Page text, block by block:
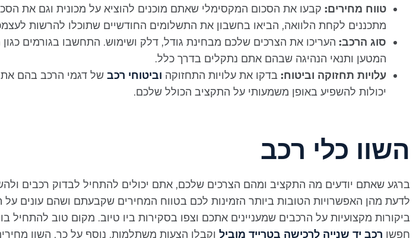
טווח מחירים: קבעו את הסכום המקסימלי שאתם מוכנים להוציא על מכונית וגם את
מתכננים לקחת הלוואה, הביאו בחשבון את התשלומים החודשיים שתוכלו להרשות
סוג הרכב: העריכו את הצרכים שלכם מבחינת גודל, דלק ושימוש. התחשבו בגורמים
המטען ותנאי הנהיגה שבהם אתם נתקלים בדרך כלל.
עלויות תחזוקה וביטוח: בדקו את עלויות התחזוקה וביטוחי רכב של דגמי הרכב בהם
יכולות להשפיע באופן משמעותי על התקציב הכולל שלכם.
השוו כלי רכב
ברגע שאתם יודעים מה התקציב ומהם הצרכים שלכם, אתם יכולים להתחיל לבדוק רכבים
לדעת מהן האפשרויות הטובות ביותר הזמינות לכם בטווח המחירים שקבעתם ושהם עונים
ביקורות מקצועיות על הרכבים שמעניינים אתכם וצפו בסקירות ביו טיוב. מקום טוב להתחיל
חפשו רכב יד שנייה לרכישה בטרייד מוביל וקבלו הצעות משתלמות. נוסף על כך, השוו